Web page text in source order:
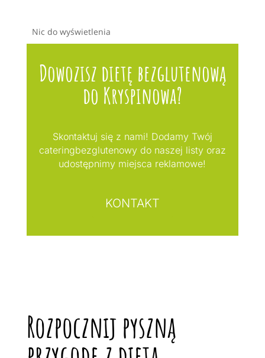
Nic do wyświetlenia
Dowozisz dietę bezglutenową
do Kryspinowa?
Skontaktuj się z nami! Dodamy Twój
cateringbezglutenowy do naszej listy oraz
udostępnimy miejsca reklamowe!
KONTAKT
Rozpocznij pyszną